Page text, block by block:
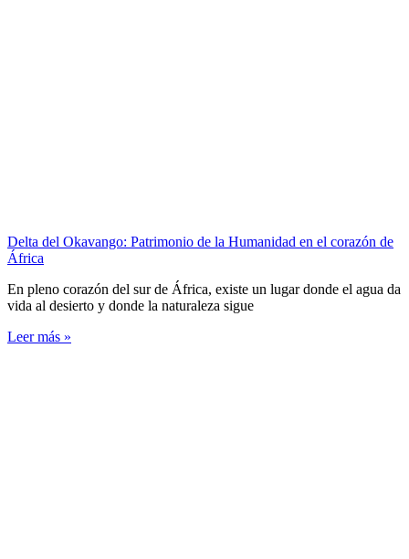
Delta del Okavango: Patrimonio de la Humanidad en el corazón de
África
En pleno corazón del sur de África, existe un lugar donde el agua da
vida al desierto y donde la naturaleza sigue
Leer más »